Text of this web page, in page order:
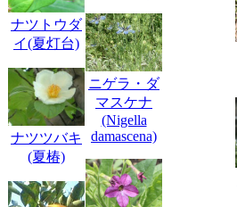
ナツトウダ
イ(夏灯台)
ナツツバキ
(夏椿)
ニゲラ・ダ
マスケナ
(Nigella
damascena)